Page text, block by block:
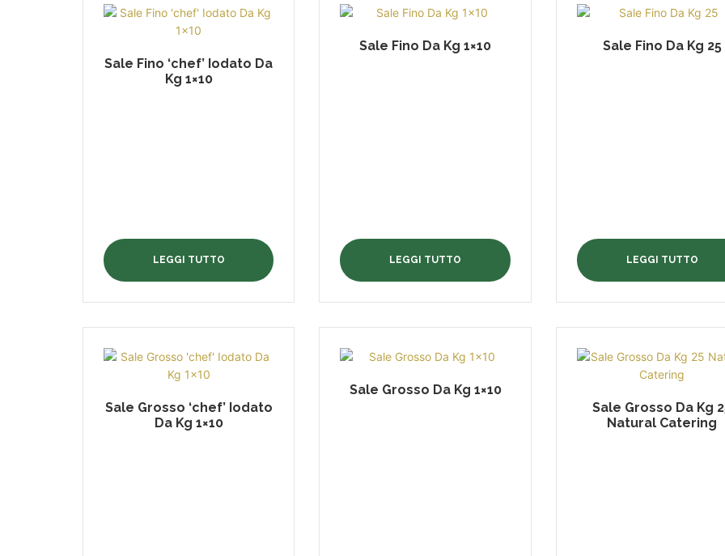
Sale Fino ‘chef’ Iodato Da
Kg 1×10
LEGGI TUTTO
Sale Fino Da Kg 1×10
LEGGI TUTTO
Sale Fino Da Kg 25
LEGGI TUTTO
Sale Grosso ‘chef’ Iodato
Da Kg 1×10
Sale Grosso Da Kg 1×10
Sale Grosso Da Kg
Natural Catering